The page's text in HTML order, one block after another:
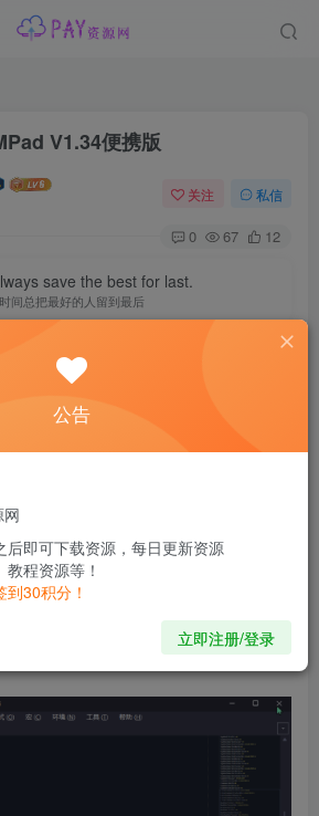
V1.34便携版
关注 私信
0 67 12
save the best for last.
时间总把最好的人留到最后
本和源代码编辑器
个简单的文本编辑器确实发挥了作
级用户的需求和要求
和源代码编辑器，这是一个增强的、
方案更好的替代品。
进的整体体验，其编辑工具可以简化
码编辑功能带到桌面上，准备满足所有
公告
网
后即可下载资源，每日更新资源
程资源等！
30积分！
立即注册/登录